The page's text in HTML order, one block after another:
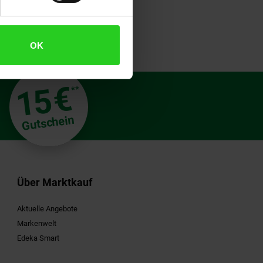
OK
15€**
Gutschein
Über Marktkauf
Aktuelle Angebote
Markenwelt
Edeka Smart